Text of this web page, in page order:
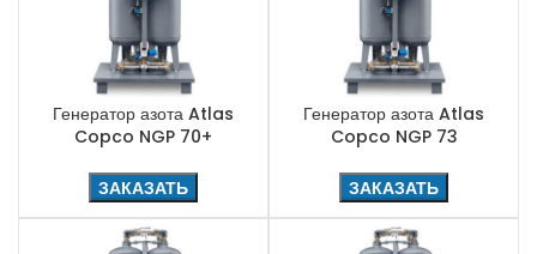
Генератор азота Atlas
Copco NGP 70+
ЗАКАЗАТЬ
Генератор азота Atlas
Copco NGP 73
ЗАКАЗАТЬ